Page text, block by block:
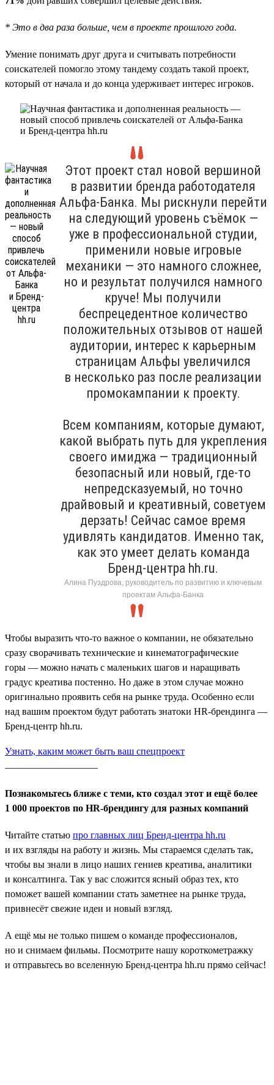
* Это в два раза больше, чем в проекте прошлого года.
Умение понимать друг друга и считывать потребности
соискателей помогло этому тандему создать такой проект,
который от начала и до конца удерживает интерес игроков.
Этот проект стал новой вершиной
в развитии бренда работодателя
Альфа-Банка. Мы рискнули перейти
на следующий уровень съёмок —
уже в профессиональной студии,
применили новые игровые
механики — это намного сложнее,
но и результат получился намного
круче! Мы получили
беспрецедентное количество
положительных отзывов от нашей
аудитории, интерес к карьерным
страницам Альфы увеличился
в несколько раз после реализации
промокампании к проекту.
Всем компаниям, которые думают,
какой выбрать путь для укрепления
своего имиджа — традиционный
безопасный или новый, где-то
непредсказуемый, но точно
драйвовый и креативный, советуем
дерзать! Сейчас самое время
удивлять кандидатов. Именно так,
как это умеет делать команда
Бренд-центра hh.ru.
Алина Пуздрова, руководитель по развитию и ключевым
проектам Альфа-Банка
Чтобы выразить что-то важное о компании, не обязательно
сразу сворачивать технические и кинематографические
горы — можно начать с маленьких шагов и наращивать
градус креатива постенно. Но даже в этом случае можно
оригинально проявить себя на рынке труда. Особенно если
над вашим проектом будут работать знатоки HR-брендинга —
Бренд-центр hh.ru.
Узнать, каким может быть ваш спецпроект
Познакомьтесь ближе с теми, кто создал этот и ещё более
1 000 проектов по HR-брендингу для разных компаний
Читайте статью про главных лиц Бренд-центра hh.ru
и их взгляды на работу и жизнь. Мы стараемся сделать так,
чтобы вы знали в лицо наших гениев креатива, аналитики
и консалтинга. Так у вас сложится ясный образ тех, кто
поможет вашей компании стать заметнее на рынке труда,
привнесёт свежие идеи и новый взгляд.
А ещё мы не только пишем о команде профессионалов,
но и снимаем фильмы. Посмотрите нашу короткометражку
и отправьтесь во вселенную Бренд-центра hh.ru прямо сейчас!